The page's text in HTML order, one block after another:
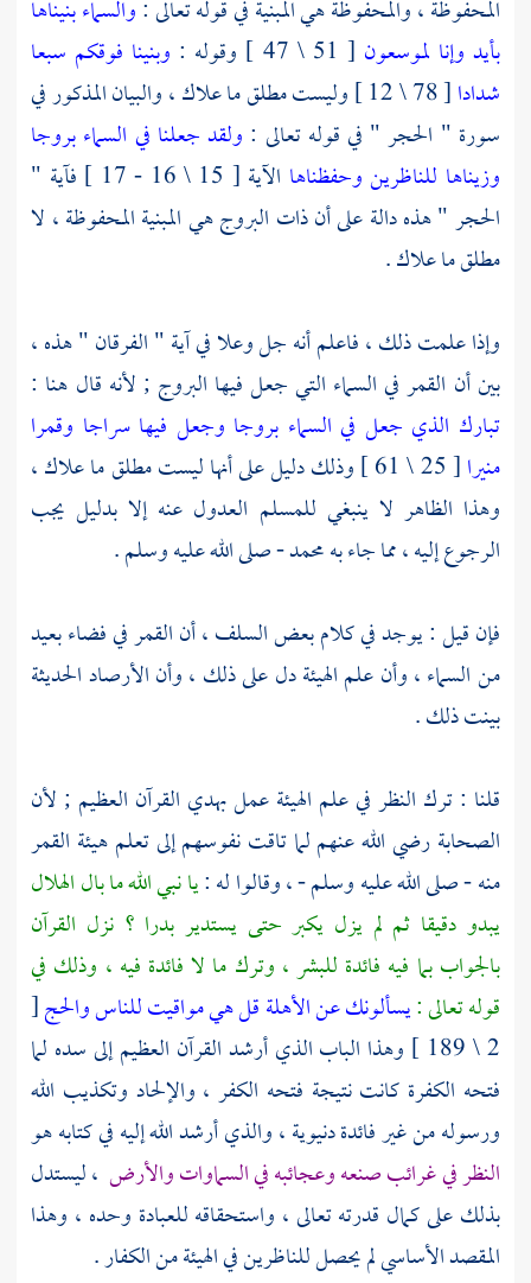
المحفوظة ، والمحفوظة هي المبنية في قوله تعالى :والسماء بنيناها
بأيد وإنا لموسعون [ 51 \ 47 ] وقوله :
وبنينا فوقكم سبعا
شدادا
[ 78 \ 12 ] وليست مطلق ما علاك ، والبيان المذكور في
سورة " الحجر " في قوله تعالى : ولقد جعلنا في السماء بروجا
وزيناها للناظرينوحفظناها
الآية [ 15 \ 16 - 17 ] فآية "
الحجر " هذه دالة على أن ذات البروج هي المبنية المحفوظة ، لا
مطلق ما علاك .
وإذا علمت ذلك ، فاعلم أنه جل وعلا في آية " الفرقان " هذه ،
بين أن القمر في السماء التي جعل فيها البروج ; لأنه قال هنا :
تبارك الذي جعل في السماء بروجا وجعل فيها سراجا وقمرا
منيرا
[ 25 \ 61 ] وذلك دليل على أنها ليست مطلق ما علاك ،
وهذا الظاهر لا ينبغي للمسلم العدول عنه إلا بدليل يجب
الرجوع إليه ، مما جاء بهمحمد- صلى الله عليه وسلم .
فإن قيل : يوجد في كلام بعض السلف ، أن القمر في فضاء بعيد
من السماء ، وأن علم الهيئة دل على ذلك ، وأن الأرصاد الحديثة
بينت ذلك .
قلنا : ترك النظر في علم الهيئة عمل بهدي القرآن العظيم ; لأن
الصحابة رضي الله عنهم لما تاقت نفوسهم إلى تعلم هيئة القمر
منه - صلى الله عليه وسلم - ، وقالوا له :يا نبي الله ما بال الهلال
يبدو دقيقا ثم لم يزل يكبر حتى يستدير بدرا ؟ نزل القرآن
بالجواب بما فيه فائدة للبشر ، وترك ما لا فائدة فيه ، وذلك في
قوله تعالى :يسألونك عن الأهلة قل هي مواقيت للناس والحج[
2 \ 189 ] وهذا الباب الذي أرشد القرآن العظيم إلى سده لما
فتحه الكفرة كانت نتيجة فتحه الكفر ، والإلحاد وتكذيب الله
ورسوله من غير فائدة دنيوية ، والذي أرشد الله إليه في كتابه هو
النظر في غرائب صنعه وعجائبه في السماوات والأرض ، ليستدل
بذلك على كمال قدرته تعالى ، واستحقاقه للعبادة وحده ، وهذا
المقصد الأساسي لم يحصل للناظرين في الهيئة من الكفار .